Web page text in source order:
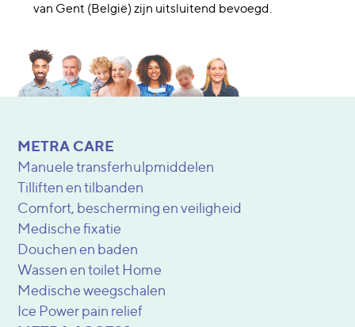
van Gent (België) zijn uitsluitend bevoegd.
METRA CARE
Manuele transferhulpmiddelen
Tilliften en tilbanden
Comfort, bescherming en veiligheid
Medische fixatie
Douchen en baden
Wassen en toilet Home
Medische weegschalen
Ice Power pain relief